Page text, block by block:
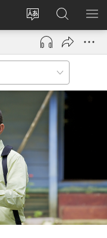
Změnit
jazyk
stránek
Přihlásit
se
(otevřeno
okno)
Hledat
na
JW.ORG